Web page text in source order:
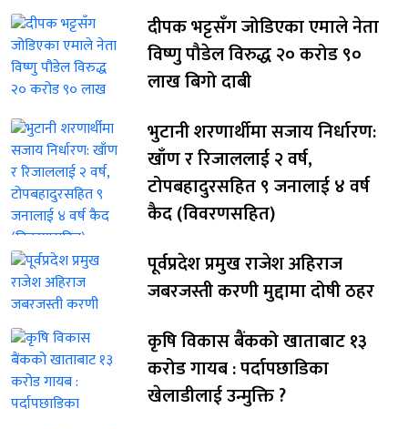
दीपक भट्टसँग जोडिएका एमाले नेता
विष्णु पौडेल विरुद्ध २० करोड ९०
लाख बिगो दाबी
भुटानी शरणार्थीमा सजाय निर्धारण:
खाँण र रिजाललाई २ वर्ष,
टोपबहादुरसहित ९ जनालाई ४ वर्ष
कैद (विवरणसहित)
पूर्वप्रदेश प्रमुख राजेश अहिराज
जबरजस्ती करणी मुद्दामा दोषी ठहर
कृषि विकास बैंकको खाताबाट १३
करोड गायब : पर्दापछाडिका
खेलाडीलाई उन्मुक्ति ?